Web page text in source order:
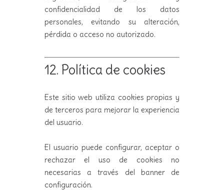
confidencialidad de los datos
personales, evitando su alteración,
pérdida o acceso no autorizado.
12. Política de cookies
Este sitio web utiliza cookies propias y
de terceros para mejorar la experiencia
del usuario.
El usuario puede configurar, aceptar o
rechazar el uso de cookies no
necesarias a través del banner de
configuración.